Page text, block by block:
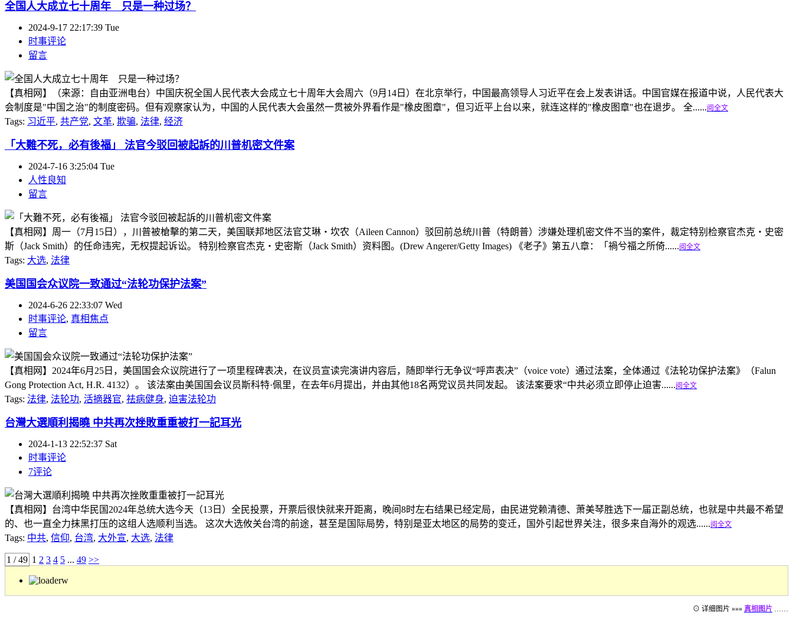
全国人大成立七十周年 只是一种过场？
2024-9-17 22:17:39 Tue
时事评论
留言
【真相网】（来源：自由亚洲电台）中国庆祝全国人民代表大会成立七十周年大会周六（9月14日）在北京举行，中国最高领导人习近平在会上发表讲话。中国官媒在报道中说，人民代表大
会制度是"中国之治"的制度密码。但有观察家认为，中国的人民代表大会虽然一贯被外界看作是"橡皮图章"，但习近平上台以来，就连这样的"橡皮图章"也在退步。 全......阅全文
Tags: 习近平, 共产党, 文革, 欺骗, 法律, 经济
「大難不死，必有後福」 法官今驳回被起訴的川普机密文件案
2024-7-16 3:25:04 Tue
人性良知
留言
【真相网】周一（7月15日），川普被槍擊的第二天，美国联邦地区法官艾琳‧坎农（Aileen Cannon）驳回前总统川普（特朗普）涉嫌处理机密文件不当的案件，裁定特别检察官杰克‧史密
斯（Jack Smith）的任命违宪，无权提起诉讼。 特别检察官杰克‧史密斯（Jack Smith）资料图。(Drew Angerer/Getty Images) 《老子》第五八章：「禍兮福之所倚......阅全文
Tags: 大选, 法律
美国国会众议院一致通过“法轮功保护法案”
2024-6-26 22:33:07 Wed
时事评论, 真相焦点
留言
【真相网】2024年6月25日，美国国会众议院进行了一项里程碑表决，在议员宣读完演讲内容后，随即举行无争议“呼声表决”（voice vote）通过法案，全体通过《法轮功保护法案》（Falun
Gong Protection Act, H.R. 4132）。 该法案由美国国会议员斯科特·佩里，在去年6月提出，并由其他18名两党议员共同发起。 该法案要求“中共必须立即停止迫害......阅全文
Tags: 法律, 法轮功, 活摘器官, 祛病健身, 迫害法轮功
台灣大選順利揭曉 中共再次挫敗重重被打一記耳光
2024-1-13 22:52:37 Sat
时事评论
7评论
【真相网】台湾中华民国2024年总统大选今天（13日）全民投票，开票后很快就来开距离，晚间8时左右结果已经定局，由民进党赖清德、萧美琴胜选下一届正副总统，也就是中共最不希望
的、也一直全力抹黑打压的这组人选顺利当选。 这次大选攸关台湾的前途，甚至是国际局势，特别是亚太地区的局势的变迁，国外引起世界关注，很多来自海外的观选......阅全文
Tags: 中共, 信仰, 台湾, 大外宣, 大选, 法律
1 / 49 1 2 3 4 5 ... 49 >>
⊙ 详细图片 »»» 真相图片 ……